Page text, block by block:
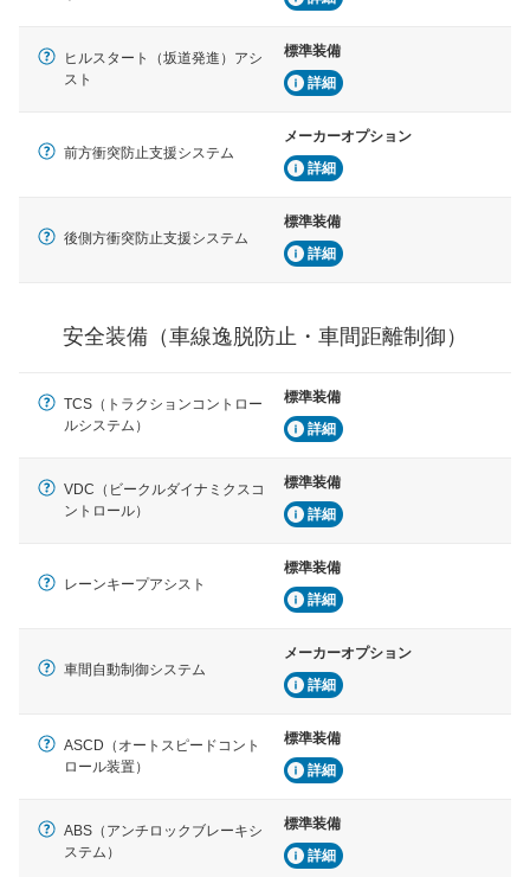
ブ・クルーズ・コントロールなどが装備されています。
運転・駐車支援
駐車をスムーズに行うためにインテリジェンスパーキン
グ・アシストやサイドブラインドモニターなどが装備さ
ルトなどが装備されています。
ヒルスタート（坂道発進）アシ
スト
標準装備
詳細
前方衝突防止支援システム
メーカーオプション
詳細
後側方衝突防止支援システム
標準装備
詳細
安全装備（車線逸脱防止・車間距離制御）
TCS（トラクションコントロー
ルシステム）
標準装備
詳細
VDC（ビークルダイナミクスコ
ントロール）
標準装備
詳細
レーンキープアシスト
標準装備
詳細
車間自動制御システム
メーカーオプション
詳細
ASCD（オートスピードコント
ロール装置）
標準装備
詳細
ABS（アンチロックブレーキシ
ステム）
標準装備
詳細